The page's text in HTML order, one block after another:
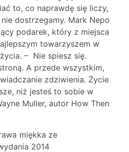
to, co naprawdę się liczy,
dostrzegamy. Mark Nepo
podarek, który z miejsca
towarzyszem w
– Nie spiesz się.
A przede wszystkim,
zdziwienia. Życie
niż jesteś to sobie w
Muller, autor How Then
miękka ze
2014